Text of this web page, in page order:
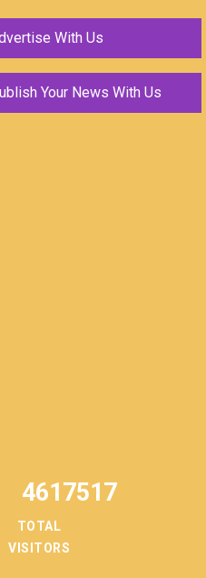
4617517
TOTAL
VISITORS
With Us
Your News With Us